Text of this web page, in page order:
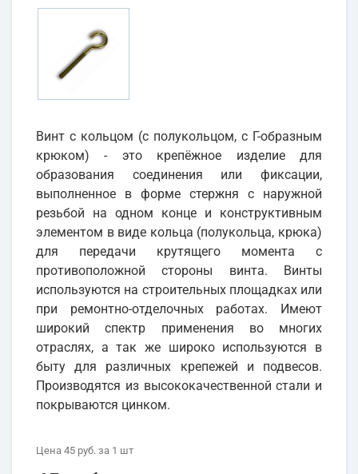
Винт с кольцом (с полукольцом, с Г-образным
крюком) - это крепёжное изделие для
образования соединения или фиксации,
выполненное в форме стержня с наружной
резьбой на одном конце и конструктивным
элементом в виде кольца (полукольца, крюка)
для передачи крутящего момента с
противоположной стороны винта. Винты
используются на строительных площадках или
при ремонтно-отделочных работах. Имеют
широкий спектр применения во многих
отраслях, а так же широко используются в
быту для различных крепежей и подвесов.
Производятся из высококачественной стали и
покрываются цинком.
Цена 45 руб. за 1 шт